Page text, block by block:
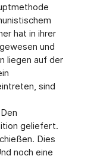
hat in ihrer
und
liegen auf der
sind
geliefert.
Dies
noch eine